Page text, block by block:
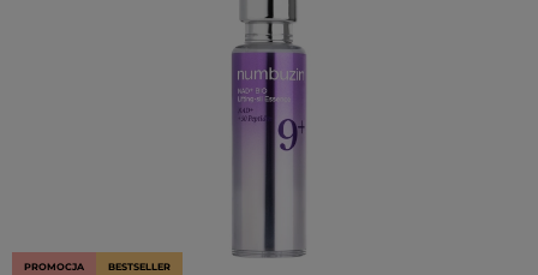
PROMOCJA BESTSELLER